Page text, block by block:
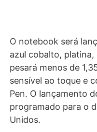
O notebook será
azul cobalto,
pesará menos de
sensível ao toque e
Pen. O lançamento
programado para o
Unidos.